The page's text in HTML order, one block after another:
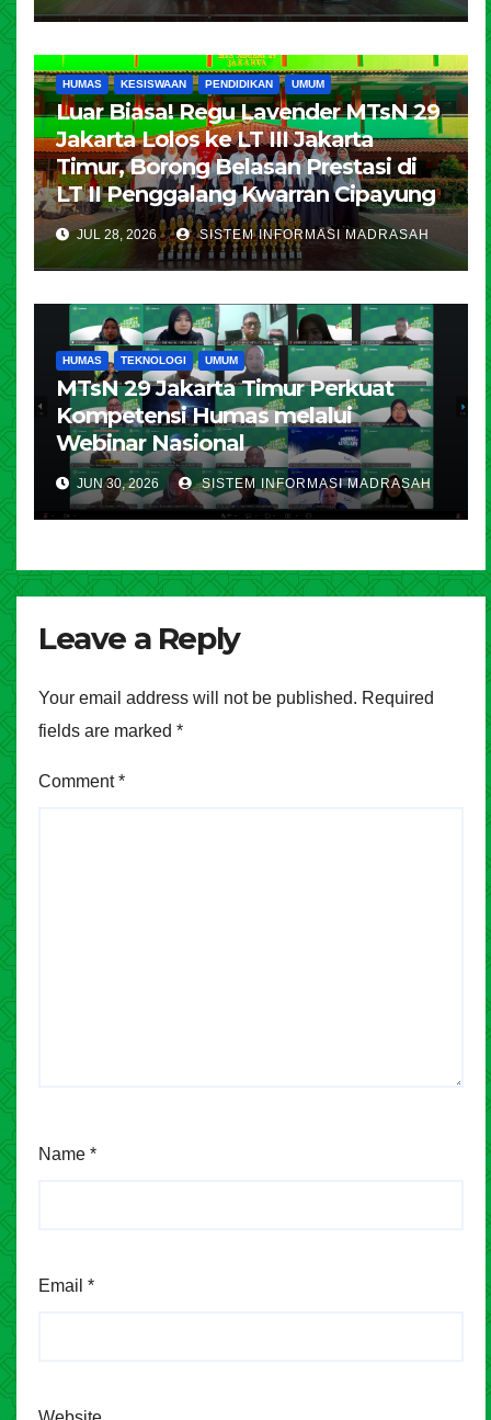
HUMAS KESISWAAN PENDIDIKAN UMUM
Luar Biasa! Regu Lavender MTsN 29
Jakarta Lolos ke LT III Jakarta
Timur, Borong Belasan Prestasi di
LT II Penggalang Kwarran Cipayung
JUL 28, 2026 SISTEM INFORMASI MADRASAH
HUMAS TEKNOLOGI UMUM
MTsN 29 Jakarta Timur Perkuat
Kompetensi Humas melalui
Webinar Nasional
JUN 30, 2026 SISTEM INFORMASI MADRASAH
Leave a Reply
Your email address will not be published. Required
fields are marked *
Comment*
Name *
Email *